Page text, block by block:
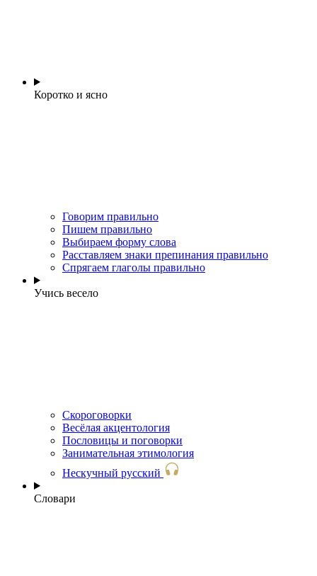
Коротко и ясно
Говорим правильно
Пишем правильно
Выбираем форму слова
Расставляем знаки препинания правильно
Спрягаем глаголы правильно
Учись весело
Скороговорки
Весёлая акцентология
Пословицы и поговорки
Занимательная этимология
Нескучный русский
Словари